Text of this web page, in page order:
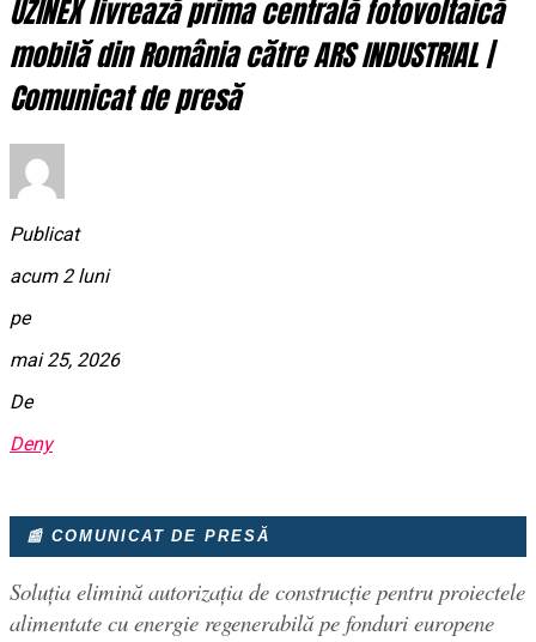
UZINEX livrează prima centrală fotovoltaică
mobilă din România către ARS INDUSTRIAL |
Comunicat de presă
Publicat
acum 2 luni
pe
mai 25, 2026
De
Deny
📰 COMUNICAT DE PRESĂ
Soluția elimină autorizația de construcție pentru proiectele
alimentate cu energie regenerabilă pe fonduri europene